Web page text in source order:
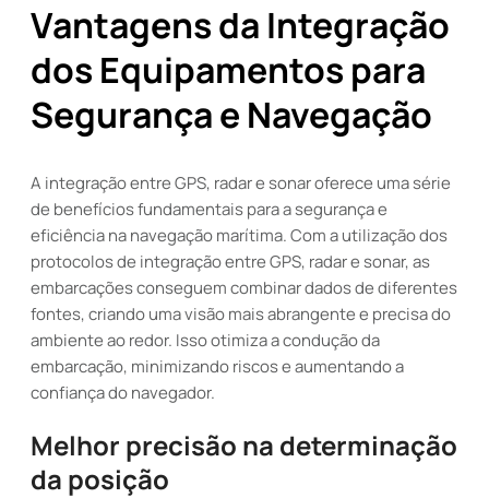
Vantagens da Integração
dos Equipamentos para
Segurança e Navegação
A integração entre GPS, radar e sonar oferece uma série
de benefícios fundamentais para a segurança e
eficiência na navegação marítima. Com a utilização dos
protocolos de integração entre GPS, radar e sonar, as
embarcações conseguem combinar dados de diferentes
fontes, criando uma visão mais abrangente e precisa do
ambiente ao redor. Isso otimiza a condução da
embarcação, minimizando riscos e aumentando a
confiança do navegador.
Melhor precisão na determinação
da posição